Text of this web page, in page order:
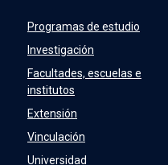
Programas de estudio
Investigación
Facultades, escuelas e
institutos
Extensión
Vinculación
Universidad